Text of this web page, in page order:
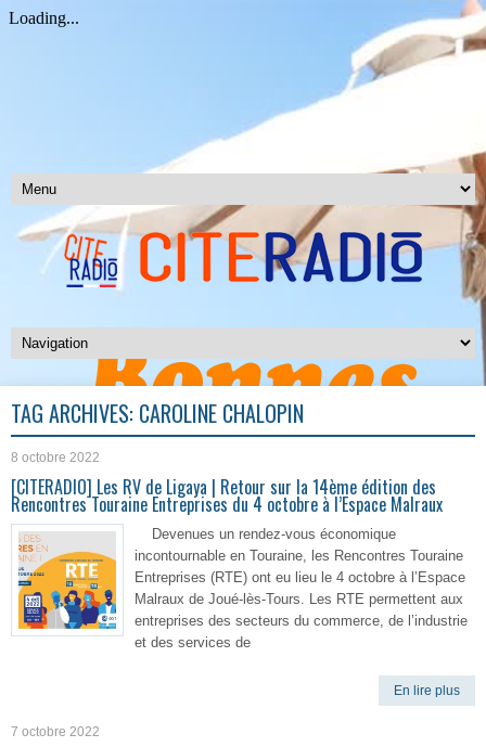
TAG ARCHIVES: CAROLINE CHALOPIN
8 octobre 2022
[CITERADIO] Les RV de Ligaya | Retour sur la 14ème édition des
Rencontres Touraine Entreprises du 4 octobre à l’Espace Malraux
Devenues un rendez-vous économique
incontournable en Touraine, les Rencontres Touraine
Entreprises (RTE) ont eu lieu le 4 octobre à l’Espace
Malraux de Joué-lès-Tours. Les RTE permettent aux
entreprises des secteurs du commerce, de l’industrie
et des services de
En lire plus
7 octobre 2022